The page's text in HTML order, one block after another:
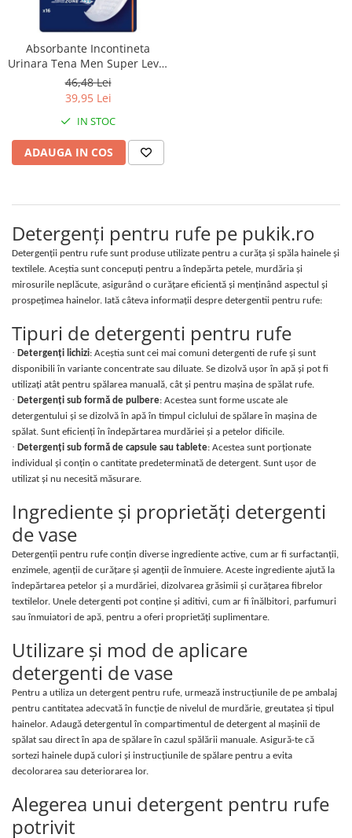
Masute pentru Pat
Perne Ortopedice
Centuri Ajutatoare Locomotie
Perne de Reabilitare
Protectii Saltea
Bideuri
Aparate de Masaj
Imprimante
Mașini de găurit și înșurubat
Memorii RAM
Mixere, tocatoare & roboti de
Mixere
Perii de Păr Electrice
Plite
Plăci de Bază
Plăci Video
Storcătoare Citrice
Trimmere si Fierastrae
Uscătoare de Păr
Absorbante Incontineta
Urinara Tena Men Super Level
3, 16 bucati
46,48 Lei
39,95 Lei
IN STOC
ADAUGA IN COS
Detergenți pentru rufe pe pukik.ro
Detergenții pentru rufe sunt produse utilizate pentru a curăța și spăla hainele și
textilele. Aceștia sunt concepuți pentru a îndepărta petele, murdăria și
mirosurile neplăcute, asigurând o curățare eficientă și menținând aspectul și
prospețimea hainelor. Iată câteva informații despre detergentii pentru rufe:
Tipuri de detergenti pentru rufe
· Detergenți lichizi: Aceștia sunt cei mai comuni detergenti de rufe și sunt
disponibili în variante concentrate sau diluate. Se dizolvă ușor în apă și pot fi
utilizați atât pentru spălarea manuală, cât și pentru mașina de spălat rufe.
· Detergenți sub formă de pulbere: Acestea sunt forme uscate ale
detergentului și se dizolvă în apă în timpul ciclului de spălare în mașina de
spălat. Sunt eficienți în îndepărtarea murdăriei și a petelor dificile.
· Detergenți sub formă de capsule sau tablete: Acestea sunt porționate
individual și conțin o cantitate predeterminată de detergent. Sunt ușor de
utilizat și nu necesită măsurare.
Ingrediente și proprietăți detergenti
de vase
Detergenții pentru rufe conțin diverse ingrediente active, cum ar fi surfactanții,
enzimele, agenții de curățare și agenții de înmuiere. Aceste ingrediente ajută la
îndepărtarea petelor și a murdăriei, dizolvarea grăsimii și curățarea fibrelor
textilelor. Unele detergenti pot conține și aditivi, cum ar fi înălbitori, parfumuri
sau înmuiatori de apă, pentru a oferi proprietăți suplimentare.
Utilizare și mod de aplicare
detergenti de vase
Pentru a utiliza un detergent pentru rufe, urmează instrucțiunile de pe ambalaj
pentru cantitatea adecvată în funcție de nivelul de murdărie, greutatea și tipul
hainelor. Adaugă detergentul în compartimentul de detergent al mașinii de
spălat sau direct în apa de spălare în cazul spălării manuale. Asigură-te că
sortezi hainele după culori și instrucțiunile de spălare pentru a evita
decolorarea sau deteriorarea lor.
Alegerea unui detergent pentru rufe
potrivit